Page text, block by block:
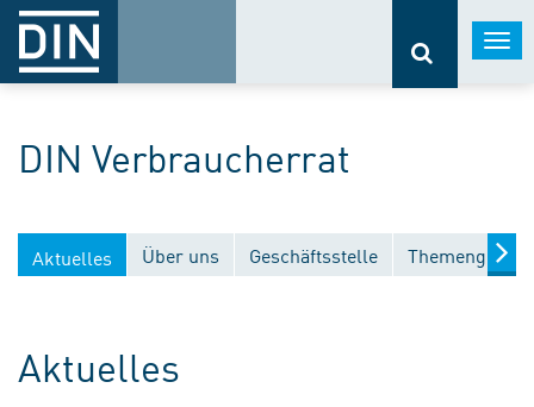
DIN Verbraucherrat
Aktuelles Über uns Geschäftsstelle
Aktuelles